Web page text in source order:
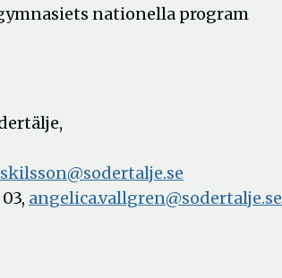
nationella program
angelica.vallgren@sodertalje.se